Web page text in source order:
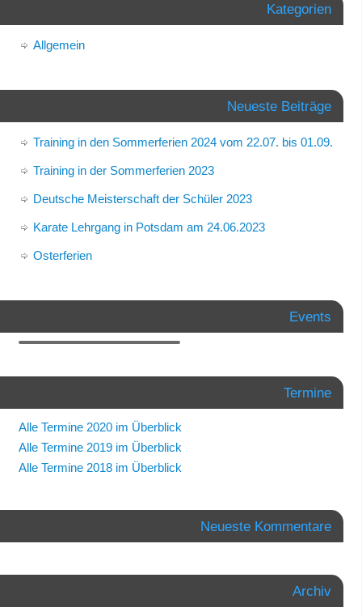
Kategorien
Allgemein
Neueste Beiträge
Training in den Sommerferien 2024 vom 22.07. bis 01.09.
Training in der Sommerferien 2023
Deutsche Meisterschaft der Schüler 2023
Karate Lehrgang in Potsdam am 24.06.2023
Osterferien
Events
Termine
Alle Termine 2020 im Überblick
Alle Termine 2019 im Überblick
Alle Termine 2018 im Überblick
Neueste Kommentare
Archiv